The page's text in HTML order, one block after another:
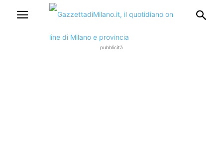
pubblicità